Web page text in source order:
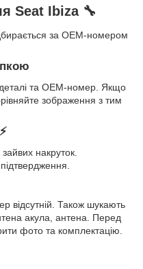
Seat Ibiza 🔧
за OEM-номером
та OEM-номер. Якщо
зображення з тим
накруток.
відсутній. Також шукають
акула, антена. Перед
фото та комплектацію.